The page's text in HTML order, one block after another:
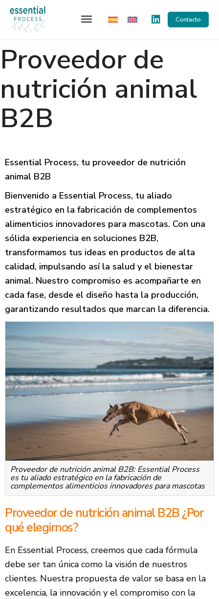
Toggle Navigation Contacto
Proveedor de
nutrición animal
B2B
Essential Process, tu proveedor de nutrición
animal B2B
Bienvenido a Essential Process, tu aliado
estratégico en la fabricación de complementos
alimenticios innovadores para mascotas. Con una
sólida experiencia en soluciones B2B,
transformamos tus ideas en productos de alta
calidad, impulsando así la salud y el bienestar
animal. Nuestro compromiso es acompañarte en
cada fase, desde el diseño hasta la producción,
garantizando resultados que marcan la diferencia.
Proveedor de nutrición animal B2B: Essential Process
es tu aliado estratégico en la fabricación de
complementos alimenticios innovadores para mascotas
Proveedor de nutrición animal B2B ¿Por
qué elegirnos?
En Essential Process, creemos que cada fórmula
debe ser tan única como la visión de nuestros
clientes. Nuestra propuesta de valor se basa en la
excelencia, la innovación y el compromiso con la